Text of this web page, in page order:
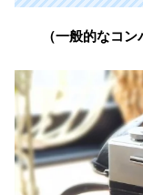
（一般的なコン